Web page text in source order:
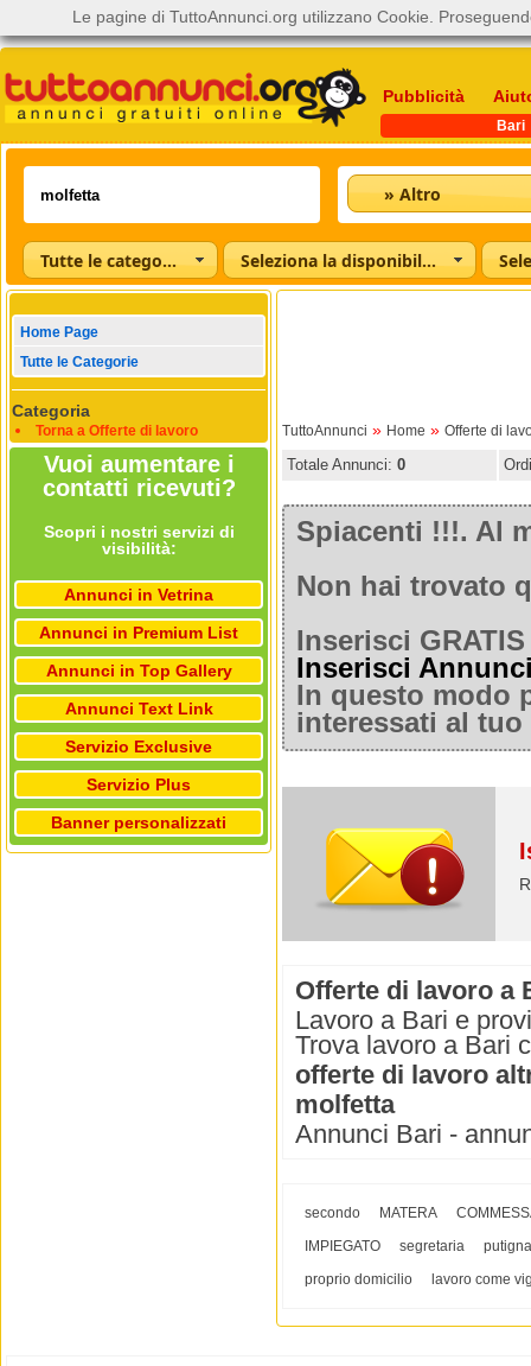
Pubblicità
Bari
» Altro
Tutte le categorie Seleziona la disponibilità
Home Page
Tutte le Categorie
Categoria
Torna a Offerte di lavoro
Vuoi aumentare i
contatti ricevuti?
Scopri i nostri servizi di
visibilità:
Annunci in Vetrina
Annunci in Premium List
Annunci in Top Gallery
Annunci Text Link
Servizio Exclusive
Servizio Plus
Banner personalizzati
TuttoAnnunci » Home » Offerte di
Totale Annunci: 0
Spiacenti !!!. Al
Non hai trovato
Inserisci
Inserisci
In questo modo
interessati al
Offerte di lavoro a
Lavoro a Bari e
Trova lavoro a Bari
offerte di lavoro
molfetta
Annunci Bari -
secondo MATERA
IMPIEGATO
segretaria
proprio domicilio
lavoro come
Le pagine di TuttoAnnunci.org utilizzano Cookie.